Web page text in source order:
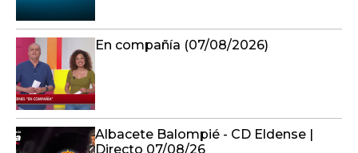
En compañía (07/08/2026)
Albacete Balompié - CD Eldense |
Directo 07/08/26